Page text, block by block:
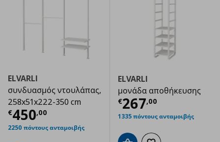
ELVARLI
συνδυασμός ντουλάπας,
258x51x222-350 cm
€450,00
Τρέχουσα τιμή € 450,00
2250 πόντους ανταμοιβής
ELVARLI
μονάδα αποθήκευσης
€267,00
Τρέχουσα
1335 πόντους ανταμοιβής